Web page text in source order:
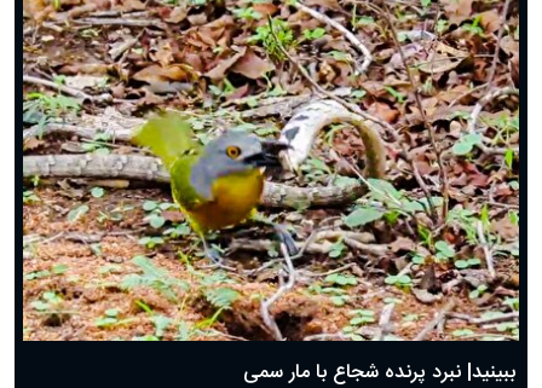
ببینید| نبرد پرنده شجاع با مار سمی